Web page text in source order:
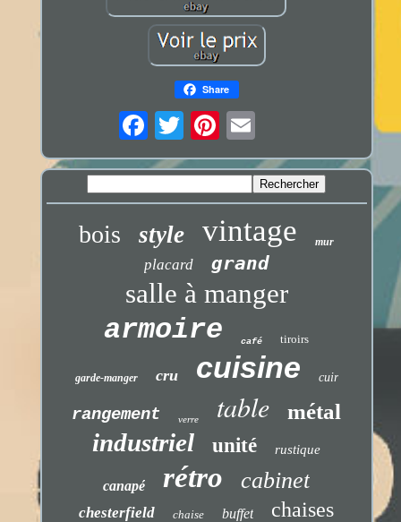
Share
bois style vintage mur
placard grand
salle à manger
armoire café tiroirs
garde-manger cru cuisine cuir
rangement verre table métal
industriel unité rustique
canapé rétro cabinet
chesterfield chaise buffet chaises